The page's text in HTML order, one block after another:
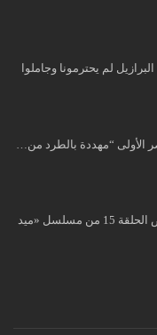
لم يحترمونا وجاملوا
الأولى “مهددة بالطرد من…
بعد تصدره التريند.. موعد عرض الحلقة 15 من مسلسل «ميد